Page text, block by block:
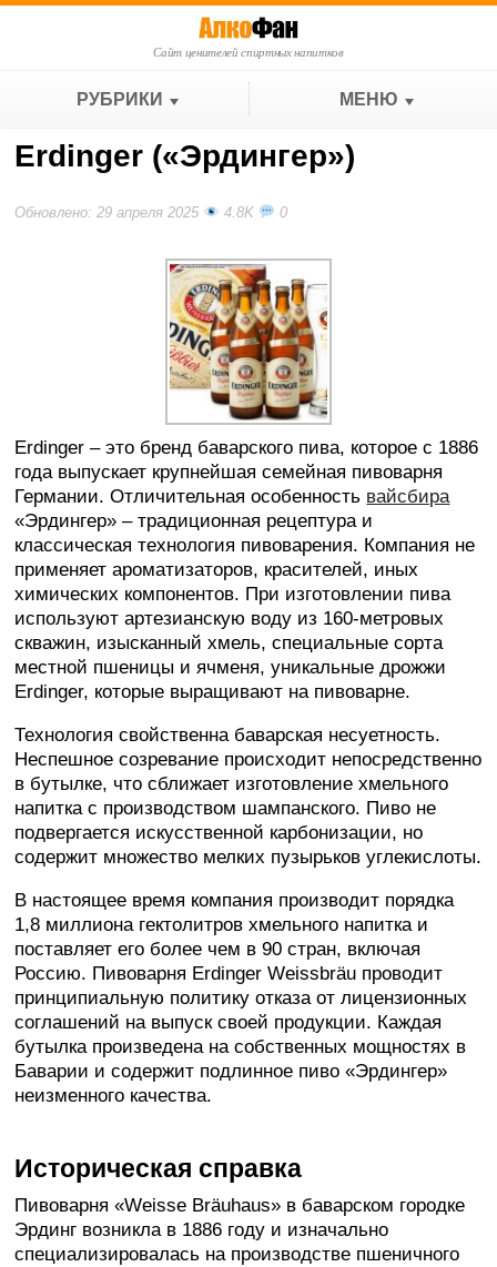
Сайт ценителей спиртных напитков
РУБРИКИ МЕНЮ
Erdinger («Эрдингер»)
Обновлено: 29 апреля 2025 4.8K 0
Erdinger – это бренд баварского пива, которое с 1886
года выпускает крупнейшая семейная пивоварня
Германии. Отличительная особенность вайсбира
«Эрдингер» – традиционная рецептура и
классическая технология пивоварения. Компания не
применяет ароматизаторов, красителей, иных
химических компонентов. При изготовлении пива
используют артезианскую воду из 160-метровых
скважин, изысканный хмель, специальные сорта
местной пшеницы и ячменя, уникальные дрожжи
Erdinger, которые выращивают на пивоварне.
Технология свойственна баварская несуетность.
Неспешное созревание происходит непосредственно
в бутылке, что сближает изготовление хмельного
напитка с производством шампанского. Пиво не
подвергается искусственной карбонизации, но
содержит множество мелких пузырьков углекислоты.
В настоящее время компания производит порядка
1,8 миллиона гектолитров хмельного напитка и
поставляет его более чем в 90 стран, включая
Россию. Пивоварня Erdinger Weissbräu проводит
принципиальную политику отказа от лицензионных
соглашений на выпуск своей продукции. Каждая
бутылка произведена на собственных мощностях в
Баварии и содержит подлинное пиво «Эрдингер»
неизменного качества.
Историческая справка
Пивоварня «Weisse Bräuhaus» в баварском городке
Эрдинг возникла в 1886 году и изначально
специализировалась на производстве пшеничного